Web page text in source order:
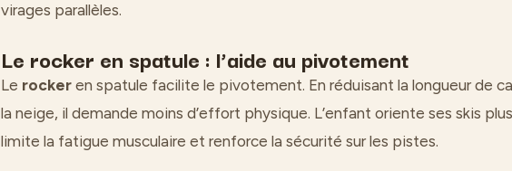
virages parallèles.
Le rocker en spatule : l’aide au pivotement
Le rocker en spatule facilite le pivotement. En réduisant la longueur de
la neige, il demande moins d’effort physique. L’enfant oriente ses skis
limite la fatigue musculaire et renforce la sécurité sur les pistes.